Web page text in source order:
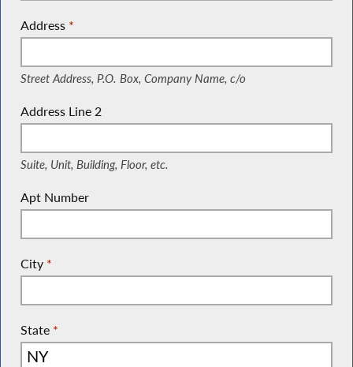
Address
(Street Address, P.O. Box, Company Name, c/o)
*
Street Address, P.O. Box, Company Name, c/o
Address Line 2
(Suite, Unit, Building, Floor, etc.)
Suite, Unit, Building, Floor, etc.
Apt Number
City *
State *